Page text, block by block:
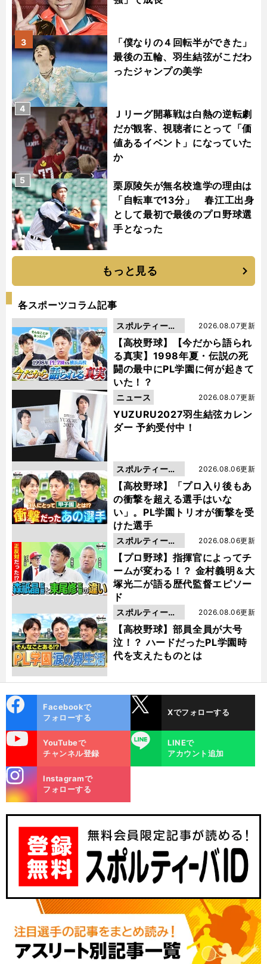
「僕なりの４回転半ができた」
最後の五輪、羽生結弦がこだわ
ったジャンプの美学
3
Ｊリーグ開幕戦は白熱の逆転劇
だが観客、視聴者にとって「価
値あるイベント」になっていた
か
4
栗原陵矢が無名校進学の理由は
「自転車で13分」 春江工出身
として最初で最後のプロ野球選
手となった
5
もっと見る
各スポーツコラム記事
【高校野球】【今だから語られ
る真実】1998年夏・伝説の死
闘の最中にPL学園に何が起きて
いた！？
2026.08.07更新
スポルティーバ
動画
YUZURU2027羽生結弦カレン
ダー 予約受付中！
2026.08.07更新
ニュース
【高校野球】「プロ入り後もあ
の衝撃を超える選手はいな
い」。PL学園トリオが衝撃を受
けた選手
2026.08.06更新
スポルティーバ
動画
【プロ野球】指揮官によってチ
ームが変わる！？ 金村義明＆大
塚光二が語る歴代監督エピソー
ド
2026.08.06更新
スポルティーバ
動画
【高校野球】部員全員が大号
泣！？ ハードだったPL学園時
代を支えたものとは
2026.08.06更新
スポルティーバ
動画
ok
Facebookで
フォローする
Xでフォローする
YouTubeで
チャンネル登録
LINE
LINEで
アカウント追加
m
Instagramで
フォローする